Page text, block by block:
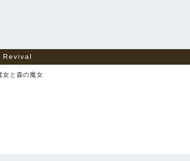
Revival
女と森の魔女